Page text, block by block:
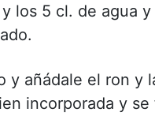
los 5 cl. de agua
y añádale el ron y
incorporada y